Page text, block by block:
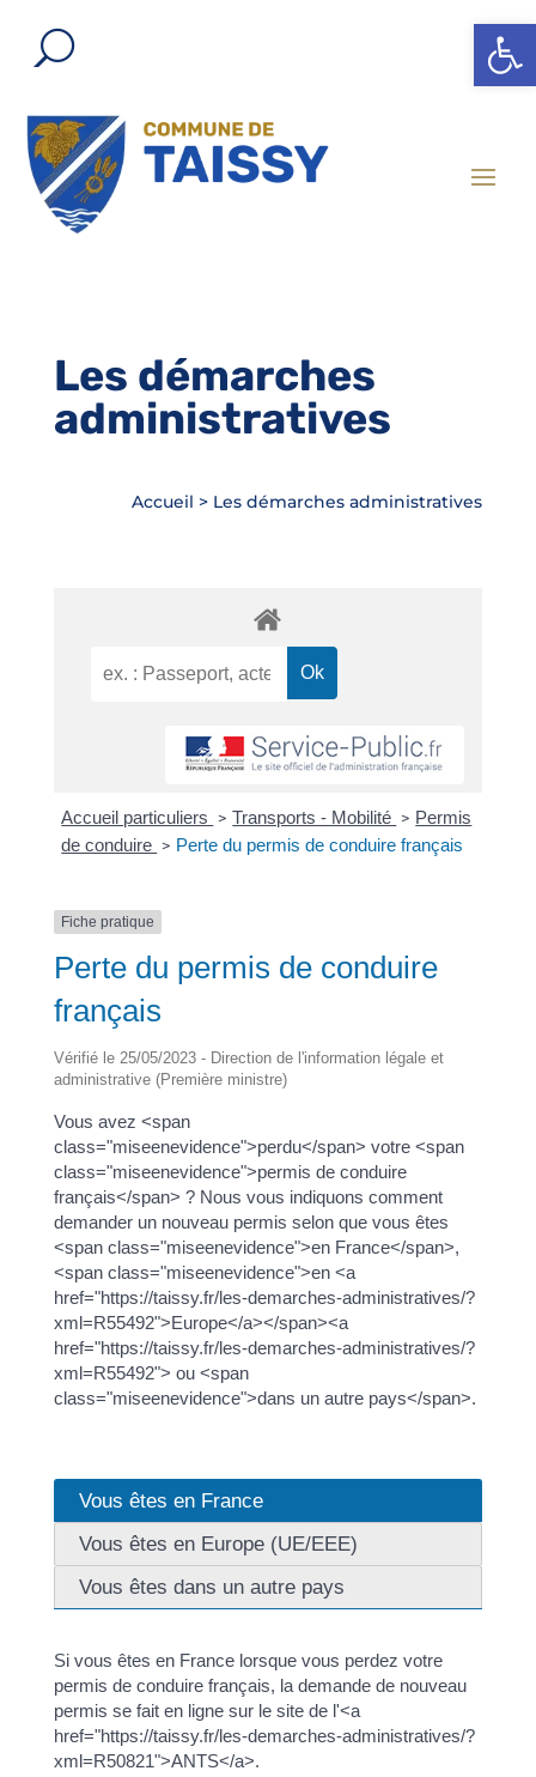
Ouvrir
Les démarches
administratives
Accueil > Les démarches administratives
Accueil particuliers > Transports - Mobilité > Permis
de conduire > Perte du permis de conduire français
Fiche pratique
Perte du permis de conduire
français
Vérifié le 25/05/2023 - Direction de l'information légale et
administrative (Première ministre)
Vous avez <span
class="miseenevidence">perdu</span> votre <span
class="miseenevidence">permis de conduire
français</span> ? Nous vous indiquons comment
demander un nouveau permis selon que vous êtes
<span class="miseenevidence">en France</span>,
<span class="miseenevidence">en <a
href="https://taissy.fr/les-demarches-administratives/?
xml=R55492">Europe</a></span><a
href="https://taissy.fr/les-demarches-administratives/?
xml=R55492"> ou <span
class="miseenevidence">dans un autre pays</span>.
Vous êtes en France
Vous êtes en Europe (UE/EEE)
Vous êtes dans un autre pays
Si vous êtes en France lorsque vous perdez votre
permis de conduire français, la demande de nouveau
permis se fait en ligne sur le site de l'<a
href="https://taissy.fr/les-demarches-administratives/?
xml=R50821">ANTS</a>.